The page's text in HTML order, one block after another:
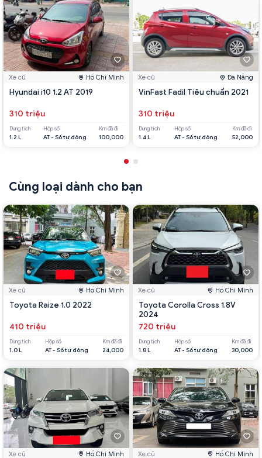
Xe cũ Hồ Chí Minh
Hyundai i10 1.2 AT 2019
310 triệu
Dung tích
1.2 L
Hộp số
AT - Số tự động
Km đã đi
100,000
Xe cũ Đà Nẵng
VinFast Fadil Tiêu chuẩn 2021
310 triệu
Dung tích
1.4 L
Hộp số
AT - Số tự động
Km đã đi
52,000
Cùng loại dành cho bạn
Xe cũ Hồ Chí Minh
Toyota Raize 1.0 2022
410 triệu
Dung tích
1.0 L
Hộp số
AT - Số tự động
Km đã đi
24,000
Xe cũ Hồ Chí Minh
Xe cũ Hồ Chí Minh
Toyota Corolla Cross 1.8V
2024
720 triệu
Dung tích
1.8 L
Hộp số
AT - Số tự động
Km đã đi
30,000
Xe cũ Hồ Chí Minh